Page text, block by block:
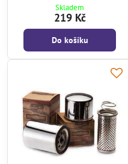
Skladem
219 Kč
Do košíku